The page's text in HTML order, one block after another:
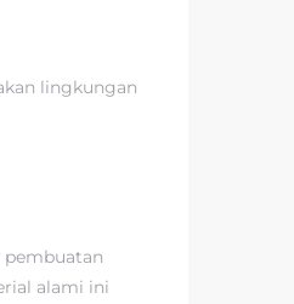
lingkungan
pembuatan
alami ini